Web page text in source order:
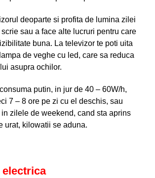
deoparte si profita de lumina zilei
sau a face alte lucruri pentru care
buna. La televizor te poti uita
de veghe cu led, care sa reduca
asupra ochilor.
putin, in jur de 40 – 60W/h,
7 – 8 ore pe zi cu el deschis, sau
zilele de weekend, cand sta aprins
urat, kilowatii se aduna.
electrica